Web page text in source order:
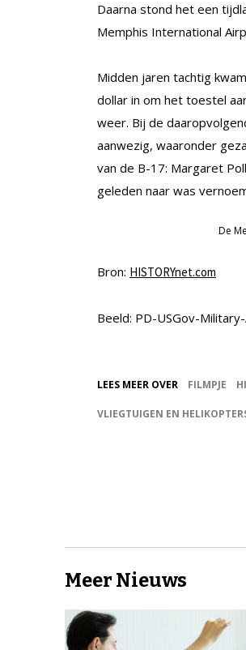
Daarna stond het een
Memphis International
Midden jaren tachtig
dollar in om het toestel
weer. Bij de
aanwezig, waaronder
van de B-17: Margaret
geleden naar was
De
Bron: HISTORYnet.com
Beeld: PD-USGov-
LEES MEER OVER FILMPJE
VLIEGTUIGEN EN
Meer Nieuws